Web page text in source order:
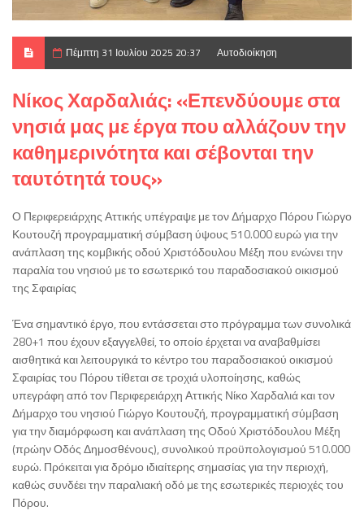
Πέμπτη 31 Ιουλίου 2025 20:37 Αυτοδιοίκηση
Νίκος Χαρδαλιάς: «Επενδύουμε στα
νησιά μας με έργα που αλλάζουν την
καθημερινότητα και σέβονται την
ταυτότητά τους»
Ο Περιφερειάρχης Αττικής υπέγραψε με τον Δήμαρχο Πόρου Γιώργο
Κουτουζή προγραμματική σύμβαση ύψους 510.000 ευρώ για την
ανάπλαση της κομβικής οδού Χριστόδουλου Μέξη που ενώνει την
παραλία του νησιού με το εσωτερικό του παραδοσιακού οικισμού
της Σφαιρίας
Ένα σημαντικό έργο, που εντάσσεται στο πρόγραμμα των συνολικά
280+1 που έχουν εξαγγελθεί, το οποίο έρχεται να αναβαθμίσει
αισθητικά και λειτουργικά το κέντρο του παραδοσιακού οικισμού
Σφαιρίας του Πόρου τίθεται σε τροχιά υλοποίησης, καθώς
υπεγράφη από τον Περιφερειάρχη Αττικής Νίκο Χαρδαλιά και τον
Δήμαρχο του νησιού Γιώργο Κουτουζή, προγραμματική σύμβαση
για την διαμόρφωση και ανάπλαση της Οδού Χριστόδουλου Μέξη
(πρώην Οδός Δημοσθένους), συνολικού προϋπολογισμού 510.000
ευρώ. Πρόκειται για δρόμο ιδιαίτερης σημασίας για την περιοχή,
καθώς συνδέει την παραλιακή οδό με της εσωτερικές περιοχές του
Πόρου.